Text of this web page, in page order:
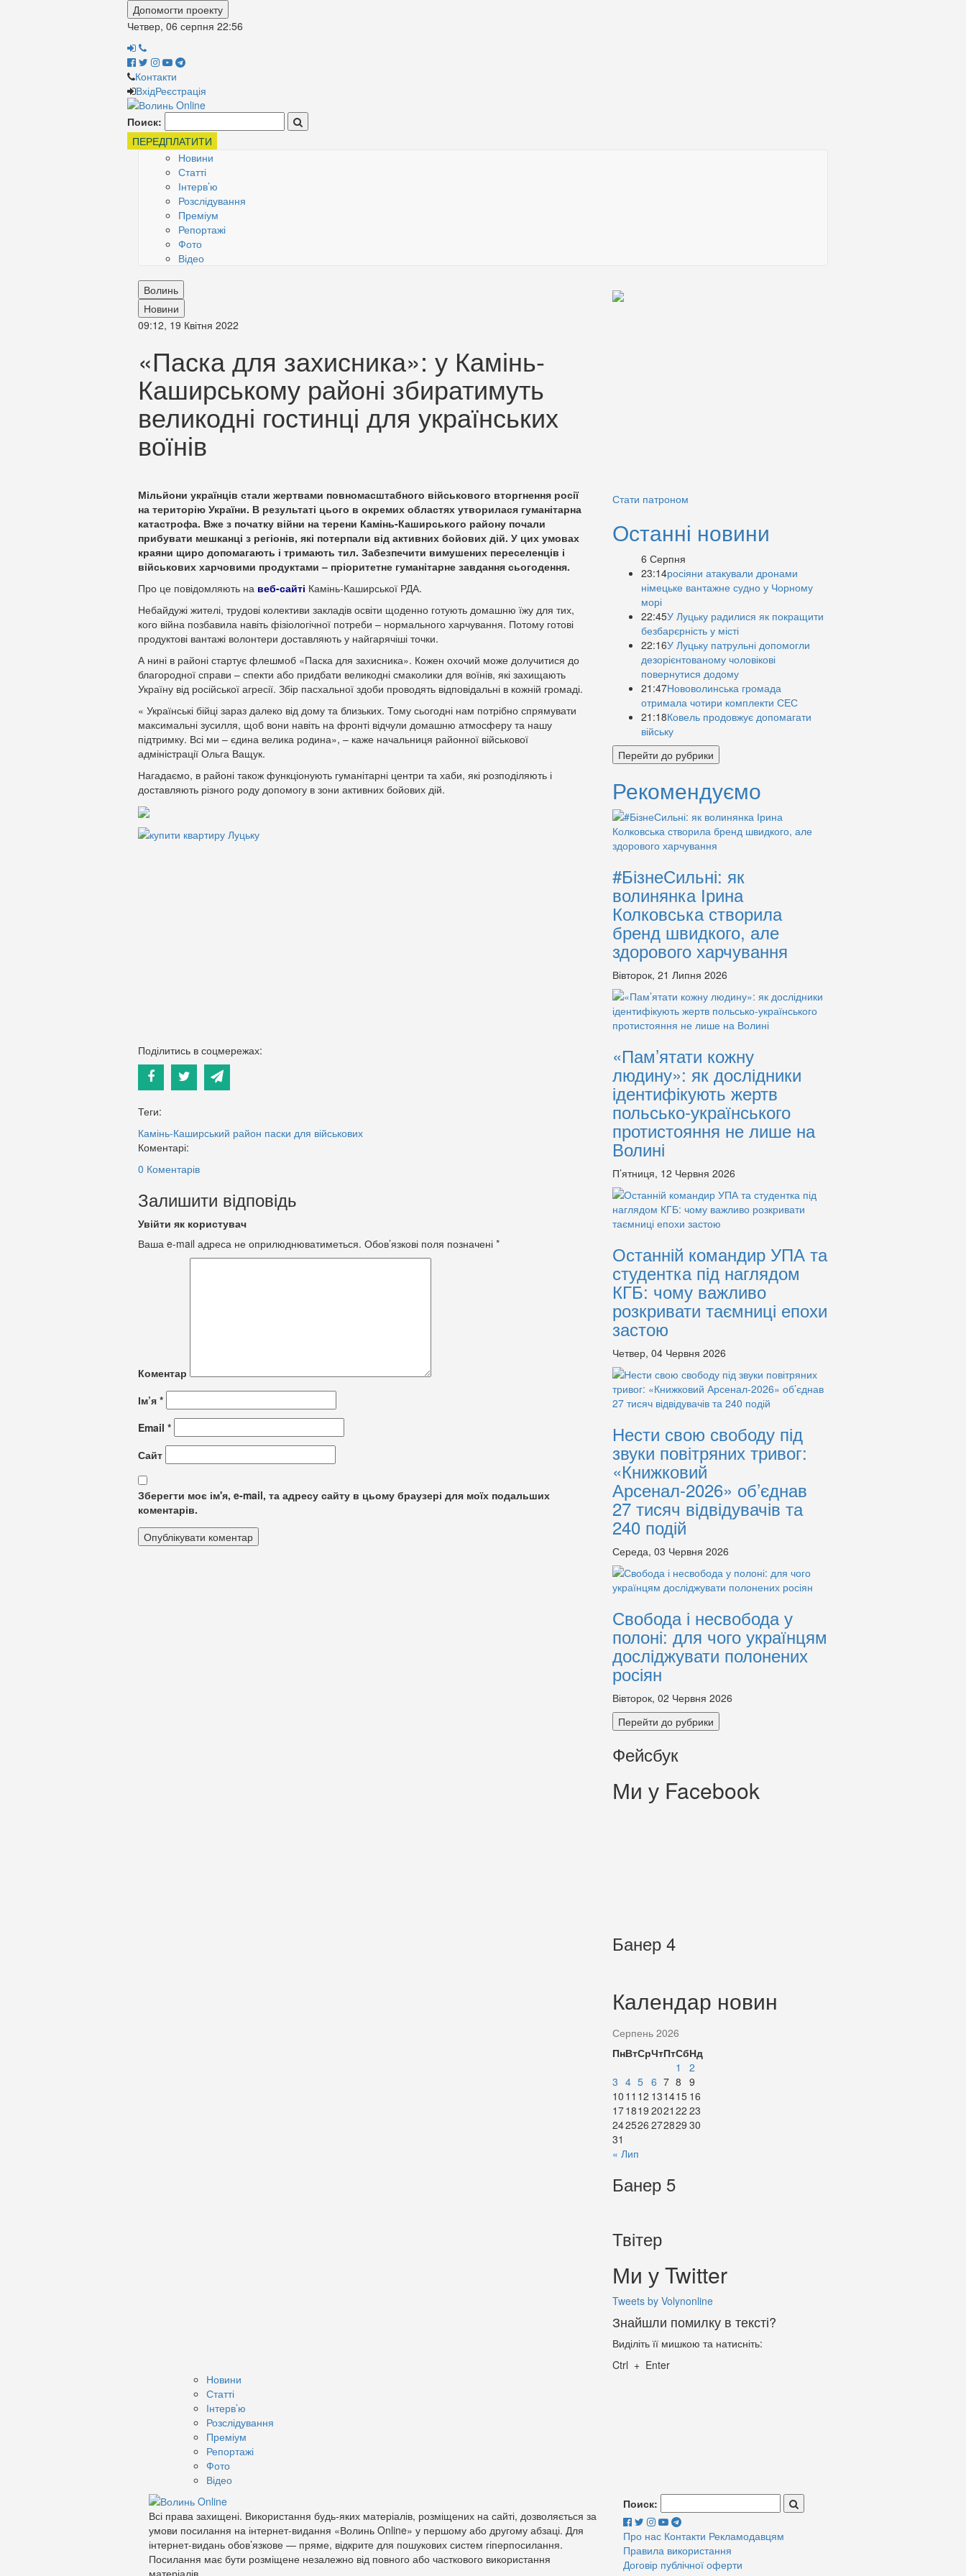
Допомогти проекту
Четвер, 06 серпня 22:56
Контакти
ВхідРеєстрація
Поиск:
ПЕРЕДПЛАТИТИ
Новини
Статті
Інтерв’ю
Розслідування
Преміум
Репортажі
Фото
Відео
Волинь
Новини
09:12, 19 Квітня 2022
«Паска для захисника»: у Камінь-
Каширському районі збиратимуть
великодні гостинці для українських
воїнів
Мільйони українців стали жертвами повномасштабного військового вторгнення росії
на територію України. В результаті цього в окремих областях утворилася гуманітарна
катастрофа. Вже з початку війни на терени Камінь-Каширського району почали
прибувати мешканці з регіонів, які потерпали від активних бойових дій. У цих умовах
краяни щиро допомагають і тримають тил. Забезпечити вимушених переселенців і
військових харчовими продуктами – пріоритетне гуманітарне завдання сьогодення.
Про це повідомляють на веб-сайті Камінь-Каширської РДА.
Небайдужі жителі, трудові колективи закладів освіти щоденно готують домашню їжу для тих,
кого війна позбавила навіть фізіологічної потреби – нормального харчування. Потому готові
продуктові вантажі волонтери доставляють у найгарячіші точки.
А нині в районі стартує флешмоб «Паска для захисника». Кожен охочий може долучитися до
благородної справи – спекти або придбати великодні смаколики для воїнів, які захищають
Україну від російської агресії. Збір пасхальної здоби проводять відповідальні в кожній громаді.
« Українські бійці зараз далеко від дому та близьких. Тому сьогодні нам потрібно спрямувати
максимальні зусилля, щоб вони навіть на фронті відчули домашню атмосферу та нашу
підтримку. Всі ми – єдина велика родина», – каже начальниця районної військової
адміністрації Ольга Ващук.
Нагадаємо, в районі також функціонують гуманітарні центри та хаби, які розподіляють і
доставляють різного роду допомогу в зони активних бойових дій.
Поділитись в соцмережах:
Теги:
Камінь-Каширський район паски для військових
Коментарі:
0 Коментарів
Залишити відповідь
Увійти як користувач
Ваша e-mail адреса не оприлюднюватиметься. Обов’язкові поля позначені *
Коментар
Ім’я *
Email *
Сайт
Зберегти моє ім'я, e-mail, та адресу сайту в цьому браузері для моїх подальших
коментарів.
Стати патроном
Останні новини
6 Серпня
23:14росіяни атакували дронами
німецьке вантажне судно у Чорному
морі
22:45У Луцьку радилися як покращити
безбарєрність у місті
22:16У Луцьку патрульні допомогли
дезорієнтованому чоловікові
повернутися додому
21:47Нововолинська громада
отримала чотири комплекти СЕС
21:18Ковель продовжує допомагати
війську
Перейти до рубрики
Рекомендуємо
#БізнеСильні: як
волинянка Ірина
Колковська створила
бренд швидкого, але
здорового харчування
Вівторок, 21 Липня 2026
«Пам’ятати кожну
людину»: як дослідники
ідентифікують жертв
польсько-українського
протистояння не лише на
Волині
П’ятниця, 12 Червня 2026
Останній командир УПА та
студентка під наглядом
КГБ: чому важливо
розкривати таємниці епохи
застою
Четвер, 04 Червня 2026
Нести свою свободу під
звуки повітряних тривог:
«Книжковий
Арсенал-2026» об’єднав
27 тисяч відвідувачів та
240 подій
Середа, 03 Червня 2026
Свобода і несвобода у
полоні: для чого українцям
досліджувати полонених
росіян
Вівторок, 02 Червня 2026
Перейти до рубрики
Фейсбук
Ми у Facebook
Банер 4
Календар новин
Серпень 2026
ПнВтСрЧтПтСбНд
1
2
3 4 5 6 7 8 9
10 11 12 131415 16
171819 2021 22 23
242526 272829 30
31
« Лип
Банер 5
Твітер
Ми у Twitter
Tweets by Volynonline
Знайшли помилку в тексті?
Виділіть її мишкою та натисніть:
Ctrl + Enter
Новини
Статті
Інтерв’ю
Розслідування
Преміум
Репортажі
Фото
Відео
Всі права захищені. Використання будь-яких матеріалів, розміщених на сайті, дозволяється за
умови посилання на інтернет-видання «Волинь Online» у першому або другому абзаці. Для
інтернет-видань обов’язкове — пряме, відкрите для пошукових систем гіперпосилання.
Посилання має бути розміщене незалежно від повного або часткового використання
Поиск:
Про нас Контакти Рекламодавцям
Правила використання
Договір публічної оферти